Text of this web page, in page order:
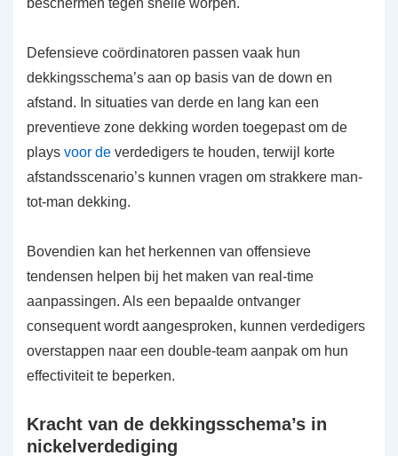
beschermen tegen snelle worpen.
Defensieve coördinatoren passen vaak hun
dekkingsschema’s aan op basis van de down en
afstand. In situaties van derde en lang kan een
preventieve zone dekking worden toegepast om de
plays voor de verdedigers te houden, terwijl korte
afstandsscenario’s kunnen vragen om strakkere man-
tot-man dekking.
Bovendien kan het herkennen van offensieve
tendensen helpen bij het maken van real-time
aanpassingen. Als een bepaalde ontvanger
consequent wordt aangesproken, kunnen verdedigers
overstappen naar een double-team aanpak om hun
effectiviteit te beperken.
Kracht van de dekkingsschema’s in
nickelverdediging